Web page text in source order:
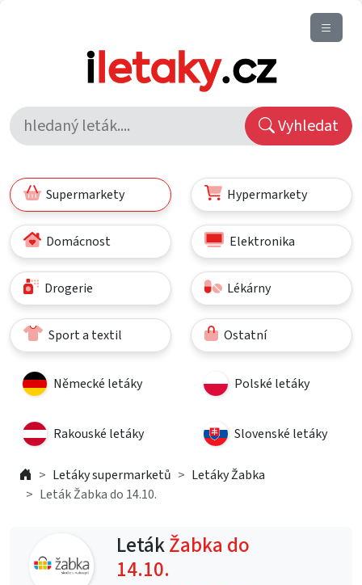
Vyhledat
Supermarkety Hypermarkety
Domácnost Elektronika
Drogerie Lékárny
Sport a textil Ostatní
Německé letáky Polské letáky
Rakouské letáky Slovenské letáky
Letáky supermarketů
Letáky Žabka
Leták Žabka do 14.10.
LetákŽabka do
14.10.